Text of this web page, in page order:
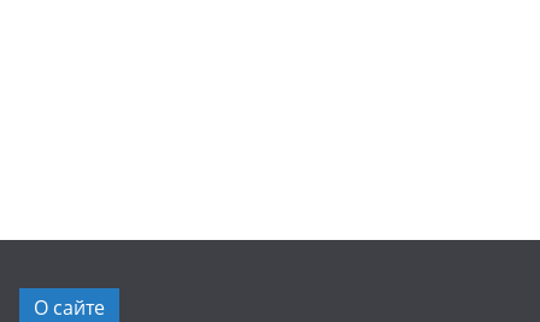
О сайте